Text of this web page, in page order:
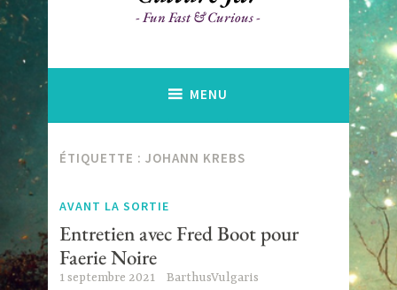
Fun Fast & Curious
MENU
ÉTIQUETTE :JOHANN KREBS
AVANT LA SORTIE
Entretien avec Fred Boot pour
Faerie Noire
1 septembre 2021 BarthusVulgaris